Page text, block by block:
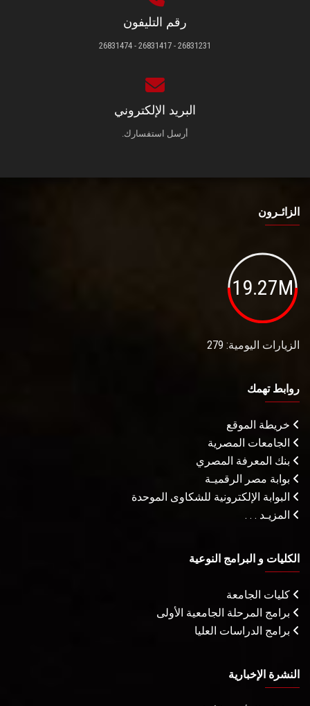
رقم التليفون
26831231 - 26831417 - 26831474
البريد الإلكتروني
أرسل استفسارك.
الزائـرون
19.27M
الزيارات اليومية: 279
روابط تهمك
خريطة الموقع
الجامعات المصرية
بنك المعرفة المصري
بوابة مصر الرقميـة
البوابة الإلكترونية للشكاوى الموحدة
المزيـد . . .
الكليات و البرامج النوعية
كليات الجامعة
برامج المرحلة الجامعية الأولى
برامج الدراسات العليا
النشرة الإخبارية